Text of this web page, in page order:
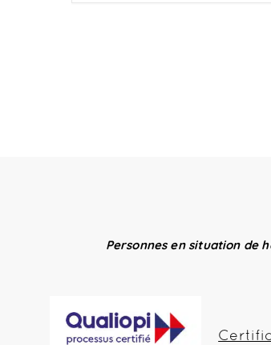
Personnes en situation de